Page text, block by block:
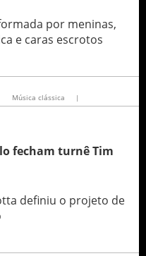
por meninas,
e caras escrotos
Música clássica |
fecham turnê Tim
definiu o projeto de